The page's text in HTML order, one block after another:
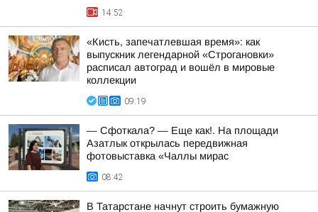
14:52
«Кисть, запечатлевшая время»: как
выпускник легендарной «Строгановки»
расписал автоград и вошёл в мировые
коллекции
09:19
— Сфоткала? — Еще как!. На площади
Азатлык открылась передвижная
фотовыставка «Чаллы мирас
08:42
В Татарстане начнут строить бумажную